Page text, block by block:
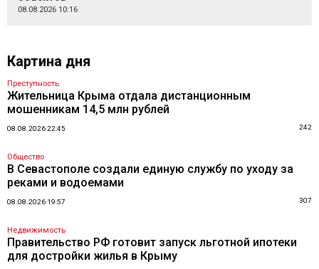
08.08.2026 10:16
Картина дня
Преступность
Жительница Крыма отдала дистанционным
мошенникам 14,5 млн рублей
08.08.2026 22:45 242
Общество
В Севастополе создали единую службу по уходу за
реками и водоемами
08.08.2026 19:57 307
Недвижимость
Правительство РФ готовит запуск льготной ипотеки
для достройки жилья в Крыму